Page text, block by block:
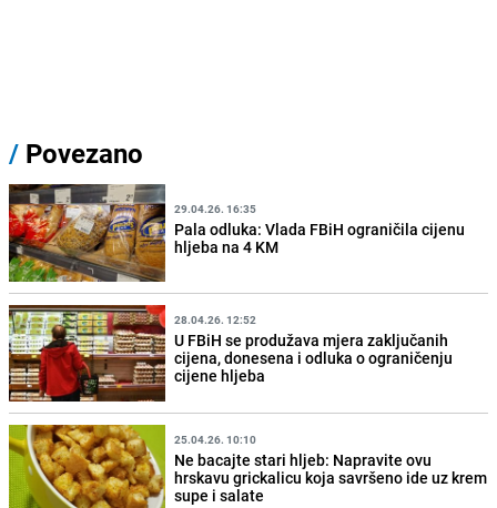
/ Povezano
29.04.26. 16:35
Pala odluka: Vlada FBiH ograničila cijenu
hljeba na 4 KM
28.04.26. 12:52
U FBiH se produžava mjera zaključanih
cijena, donesena i odluka o ograničenju
cijene hljeba
25.04.26. 10:10
Ne bacajte stari hljeb: Napravite ovu
hrskavu grickalicu koja savršeno ide uz krem
supe i salate